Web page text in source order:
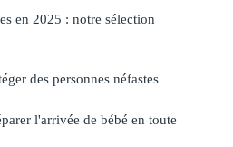
en 2025 : notre sélection
des personnes néfastes
l'arrivée de bébé en toute